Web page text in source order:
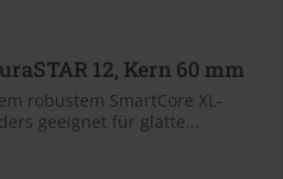
12, Kern 60 mm
robustem SmartCore XL-
geeignet für glatte...